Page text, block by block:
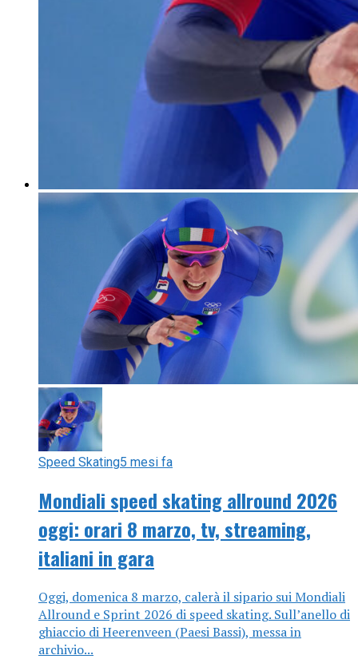
Speed Skating5 mesi fa
Mondiali speed skating allround 2026
oggi: orari 8 marzo, tv, streaming,
italiani in gara
Oggi, domenica 8 marzo, calerà il sipario sui Mondiali
Allround e Sprint 2026 di speed skating. Sull’anello di
ghiaccio di Heerenveen (Paesi Bassi), messa in
archivio...